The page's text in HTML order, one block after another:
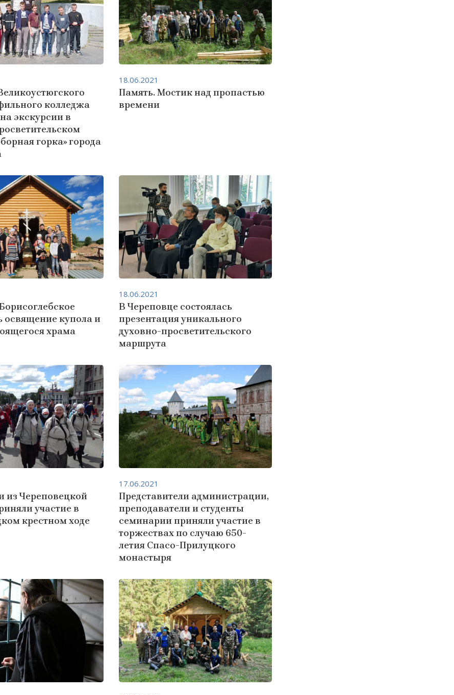
колледжа
экскурсии в
горка» города
Память. Мостик над пропастью
времени
18.06.2021
освящение купола и
храма
В Череповце состоялась
презентация уникального
духовно-просветительского
маршрута
18.06.2021
из Череповецкой
участие в
крестном ходе
Представители администрации,
преподаватели и студенты
семинарии приняли участие в
торжествах по случаю 650-
летия Спасо-Прилуцкого
монастыря
17.06.2021